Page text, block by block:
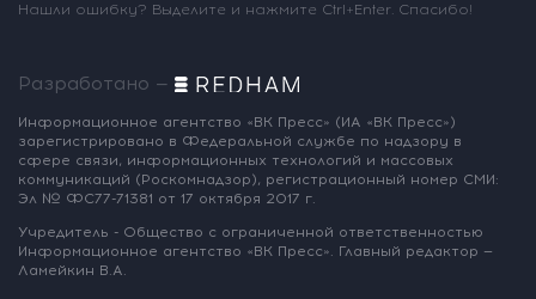
Нашли ошибку? Выделите и нажмите Ctrl+Enter. Спасибо!
Разработано —
Информационное агентство «ВК Пресс» (ИА «ВК Пресс»)
зарегистрировано в Федеральной службе по надзору в
сфере связи, информационных технологий и массовых
коммуникаций (Роскомнадзор), регистрационный номер СМИ:
Эл № ФС77-71381 от 17 октября 2017 г.
Учредитель - Общество с ограниченной ответственностью
Информационное агентство «ВК Пресс». Главный редактор —
Ламейкин В.А.